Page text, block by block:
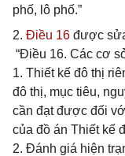
phố, lô phố.”
2. Điều 16 được
“Điều 16. Các cơ
1. Thiết kế đô thị
đô thị, mục tiêu,
cần đạt được đối
của đồ án Thiết kế
2. Đánh giá hiện